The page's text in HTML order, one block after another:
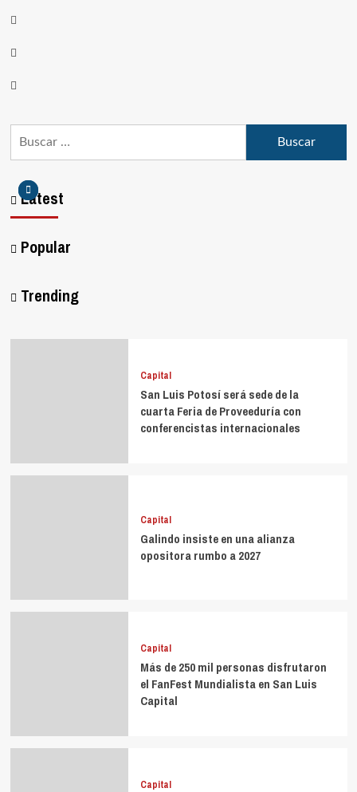
Latest
Popular
Trending
Capital
San Luis Potosí será sede de la
cuarta Feria de Proveeduría con
conferencistas internacionales
Capital
Galindo insiste en una alianza
opositora rumbo a 2027
Capital
Más de 250 mil personas disfrutaron
el FanFest Mundialista en San Luis
Capital
Capital